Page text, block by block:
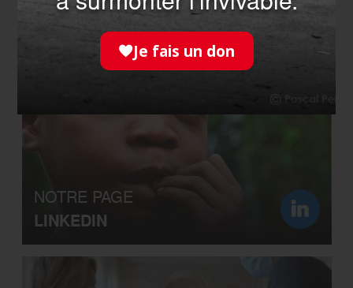
NOTRE COMMUNAUTÉ
FACEBOOK
NOTRE PAGE
LINKEDIN
Je fais un don